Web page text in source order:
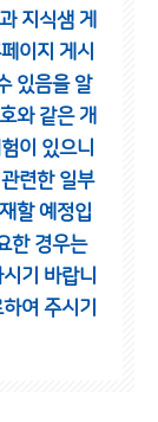
지식샘 게
이지 게시
있음을 알
와 같은 개
이 있으니
련한 일부
할 예정입
한 경우는
기 바랍니
여 주시기